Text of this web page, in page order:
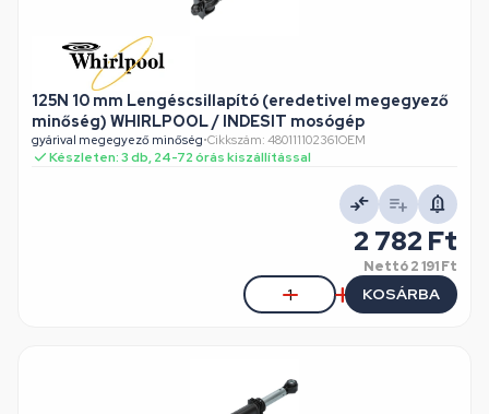
125N 10 mm Lengéscsillapító (eredetivel megegyező
minőség) WHIRLPOOL / INDESIT mosógép
gyárival megegyező minőség•Cikkszám: 480111102361OEM
Készleten: 3 db, 24-72 órás kiszállítással
2 782 Ft
Nettó2 191 Ft
KOSÁRBA